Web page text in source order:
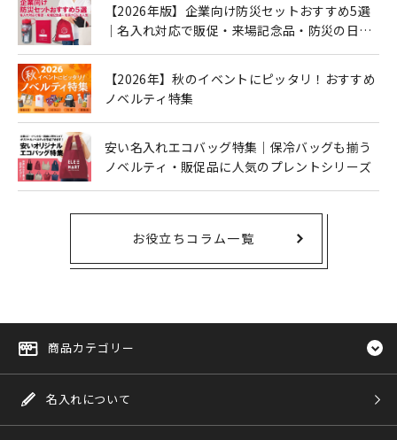
【2026年版】企業向け防災セットおすすめ5選
｜名入れ対応で販促・来場記念品・防災の日に
【2026年】秋のイベントにピッタリ！おすすめ
ノベルティ特集
安い名入れエコバッグ特集｜保冷バッグも揃う
ノベルティ・販促品に人気のプレントシリーズ
お役立ちコラム一覧
商品カテゴリー
名入れについて